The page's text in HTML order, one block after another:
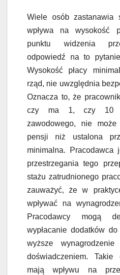
Wiele osób
wpływa na wysokość
punktu widzenia
odpowiedź na to
Wysokość płacy
rząd, nie uwzględnia
Oznacza to, że
czy ma 1, czy 10
zawodowego, nie może
pensji niż ustalona
minimalna. Pracodawca
przestrzegania tego
stażu zatrudnionego
zauważyć, że w
wpływać na
Pracodawcy mogą
wypłacanie dodatków
wyższe
doświadczeniem.
mają wpływu na